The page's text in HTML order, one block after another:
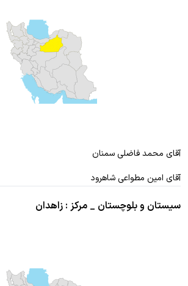
آقای محمد فاضلی سمنان
آقای امین مطواعی شاهرود
سیستان و بلوچستان _ مرکز : زاهدان